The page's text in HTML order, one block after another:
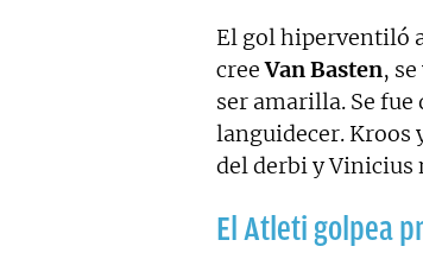
El gol hiperventiló
creeVan Basten,
ser amarilla. Se fue
languidecer. Kroos
del derbi y Vinicius
El Atleti golpea